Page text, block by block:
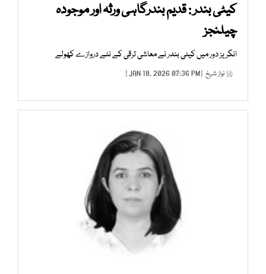
کیٹی بندر : قدیم بندرگاہی ورثہ اور موجودہ
چیلنجز
انگریز دور میں کیٹی بندر نے معاشی ترقی کے نئے دروازے کھولے
زارا نواز شیخ | JAN 18, 2026 07:36 PM |